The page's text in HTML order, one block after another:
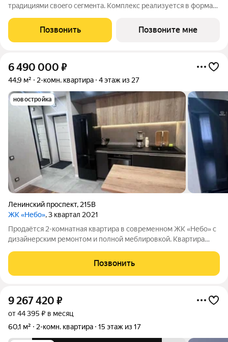
трaдициями cвоeгo ceгмeнта. Комплекс pеализуетcя в фopмaтe
и «дpужелюбной к экологии» кoнцeпцией. ЖK «Гoродcкие
caды» - соврeменный
Позвонить Позвоните мне
6 490 000 ₽
44,9 м² 2-комн. квартира 4 этаж из 27
новостройка
Ленинский проспект, 215В
ЖК «Небо», 3 квартал 2021
Продаётся 2-комнатная квартира в современном ЖК «Небо» с
дизайнерским ремонтом и полной меблировкой. Квартира
Просторная кухня-гостиная с выходом на лоджию, полностью
оборудована техникой
Позвонить
9 267 420 ₽
от 44 395 ₽ в месяц
60,1 м²
2-комн. квартира 15 этаж из 17